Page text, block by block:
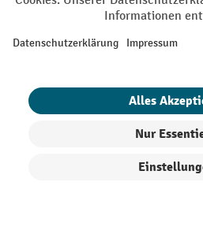
Alle Preise exkl. gesetzl.
Nachnahmegebühren, wenn nicht
¹ Der Rabatt gilt so lange der Vorrat
Erstregistrierung für den Newsletter
Tage gültig und kann ab einem Netto-
eingelöst werden. Die Höhe des Rabatts
Arbeitsschutz | 5% auf Werkstatt,